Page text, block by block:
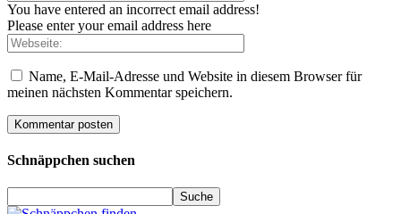
You have entered an incorrect email address!
Please enter your email address here
Name, E-Mail-Adresse und Website in diesem Browser für
meinen nächsten Kommentar speichern.
Schnäppchen suchen